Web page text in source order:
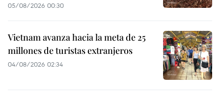
05/08/2026 00:30
Vietnam avanza hacia la meta de 25
millones de turistas extranjeros
04/08/2026 02:34